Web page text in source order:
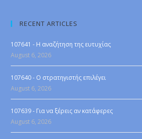
RECENT ARTICLES
107641 - Η αναζήτηση της ευτυχίας
August 6, 2026
107640 - Ο στρατηγιστής επιλέγει
August 6, 2026
107639 - Για να ξέρεις αν κατάφερες
August 6, 2026